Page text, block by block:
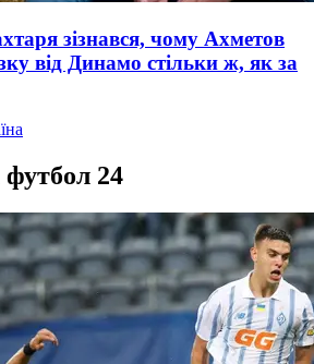
зізнався, чому Ахметов
від Динамо стільки ж, як за
24